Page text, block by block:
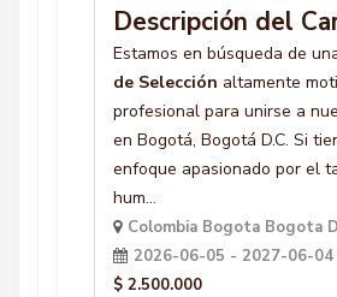
Descripción del
Estamos en búsqueda de
de Selección altamente
profesional para unirse a
en Bogotá, Bogotá D.C. Si
enfoque apasionado por el
hum...
Colombia Bogota Bogota
2026-06-05 - 2027-06-04
$ 2.500.000